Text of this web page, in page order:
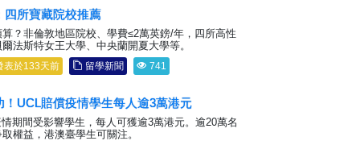
四所寶藏院校推薦
？非倫敦地區院校、學費≤2萬英鎊/年，四所高性
法斯特女王大學、中央蘭開夏大學等。
表於133天前 留學新聞 741
！UCL賠償疫情學生每人逾3萬港元
期間受影響學生，每人可獲逾3萬港元。逾20萬名
權益，港澳臺學生可關注。